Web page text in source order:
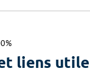
liens